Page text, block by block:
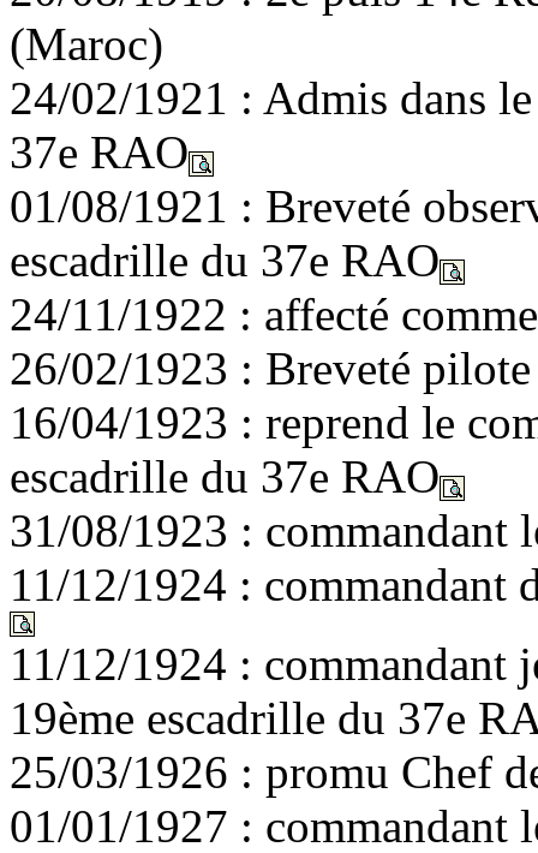
(Maroc)
24/02/1921 : Admis dans
37e RAO
01/08/1921 : Breveté
escadrille du 37e RAO
24/11/1922 : affecté
26/02/1923 : Breveté
16/04/1923 : reprend le
escadrille du 37e RAO
31/08/1923 : commandant
11/12/1924 : commandant
11/12/1924 : commandant
19ème escadrille du 37e
25/03/1926 : promu Chef
01/01/1927 : commandant